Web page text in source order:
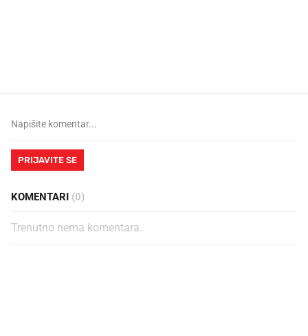
PRIJAVITE SE
KOMENTARI (0)
Trenutno nema komentara.